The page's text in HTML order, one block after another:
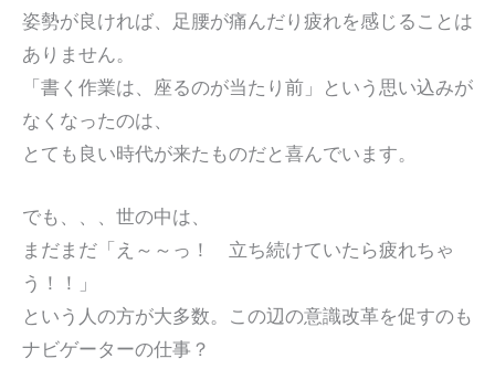
姿勢が良ければ、足腰が痛んだり疲れを感じることは
ありません。
「書く作業は、座るのが当たり前」という思い込みが
なくなったのは、
とても良い時代が来たものだと喜んでいます。
でも、、、世の中は、
まだまだ「え～～っ！ 立ち続けていたら疲れちゃ
う！！」
という人の方が大多数。この辺の意識改革を促すのも
ナビゲーターの仕事？